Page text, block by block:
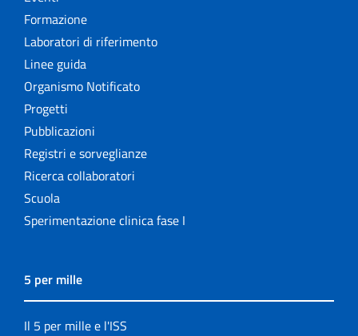
Formazione
Laboratori di riferimento
Linee guida
Organismo Notificato
Progetti
Pubblicazioni
Registri e sorveglianze
Ricerca collaboratori
Scuola
Sperimentazione clinica fase I
5 per mille
Il 5 per mille e l'ISS